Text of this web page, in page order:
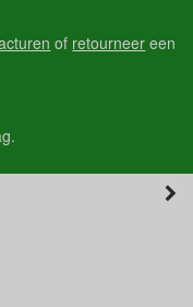
of retourneer een